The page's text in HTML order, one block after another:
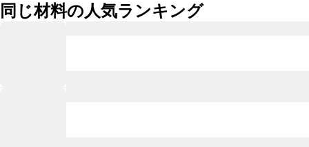
同じ材料の人気ランキング